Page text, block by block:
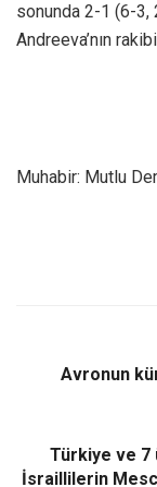
sonunda 2-1 (6-3,
Andreeva’nın
Muhabir: Mutlu
Avronun
Türkiye ve 7
İsraillilerin